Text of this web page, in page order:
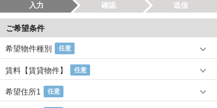
入力 確認 送信
ご希望条件
希望物件種別 任意
賃料【賃貸物件】 任意
希望住所1 任意